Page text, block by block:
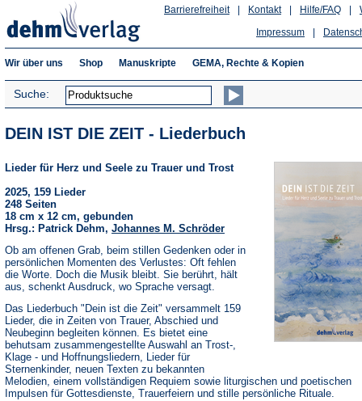
Hilfe/FAQ
Kontakt
Barrierefreiheit
Impressum
Wir über uns Shop Manuskripte GEMA, Rechte & Kopien
Suche:
DEIN IST DIE ZEIT - Liederbuch
Lieder für Herz und Seele zu Trauer und Trost
2025, 159 Lieder
248 Seiten
18 cm x 12 cm, gebunden
Hrsg.: Patrick Dehm, Johannes M. Schröder
Ob am offenen Grab, beim stillen Gedenken oder in
persönlichen Momenten des Verlustes: Oft fehlen
die Worte. Doch die Musik bleibt. Sie berührt, hält
aus, schenkt Ausdruck, wo Sprache versagt.
Das Liederbuch "Dein ist die Zeit" versammelt 159
Lieder, die in Zeiten von Trauer, Abschied und
Neubeginn begleiten können. Es bietet eine
behutsam zusammengestellte Auswahl an Trost-,
Klage - und Hoffnungsliedern, Lieder für
Sternenkinder, neuen Texten zu bekannten
Melodien, einem vollständigen Requiem sowie liturgischen und poetischen
Impulsen für Gottesdienste, Trauerfeiern und stille persönliche Rituale.